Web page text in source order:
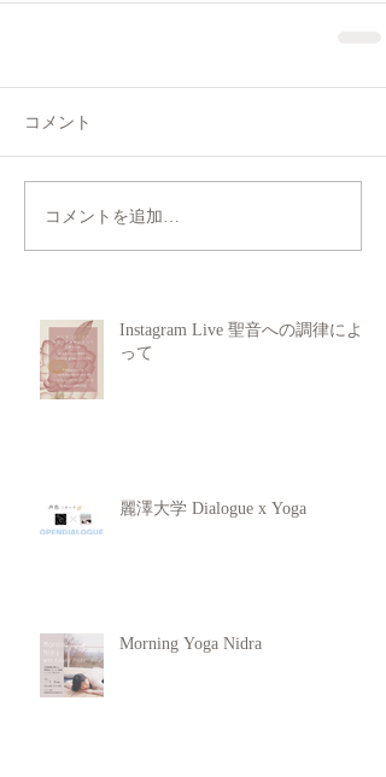
コメント
コメントを追加…
Instagram Live 聖音への調律によ
って
麗澤大学 Dialogue x Yoga
Morning Yoga Nidra